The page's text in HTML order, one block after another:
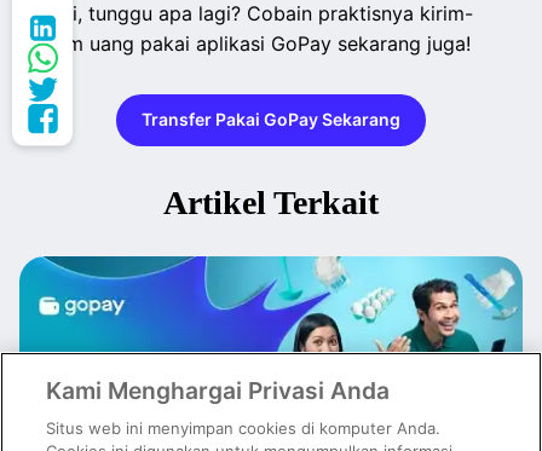
Jadi, tunggu apa lagi? Cobain praktisnya kirim-
kirim uang pakai aplikasi GoPay sekarang juga!
Transfer Pakai GoPay Sekarang
Artikel Terkait
Kami Menghargai Privasi Anda
Situs web ini menyimpan cookies di komputer Anda.